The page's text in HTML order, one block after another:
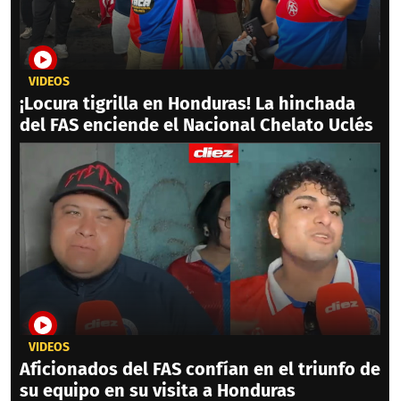
VIDEOS
¡Locura tigrilla en Honduras! La hinchada
del FAS enciende el Nacional Chelato Uclés
VIDEOS
Aficionados del FAS confían en el triunfo de
su equipo en su visita a Honduras